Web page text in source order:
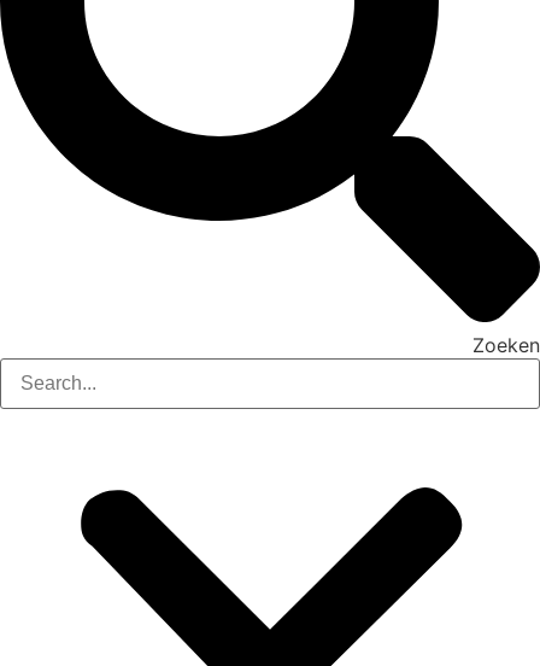
Zoeken